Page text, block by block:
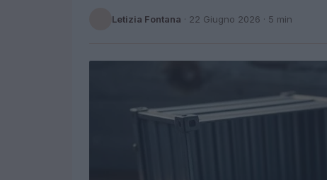
Letizia Fontana · 22 Giugno 2026 · 5 min